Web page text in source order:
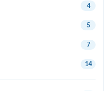
4
5
7
14